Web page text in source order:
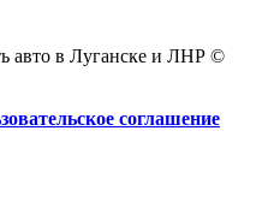
авто в Луганске и ЛНР ©
соглашение